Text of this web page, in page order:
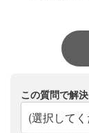
この質問で解
(選択して